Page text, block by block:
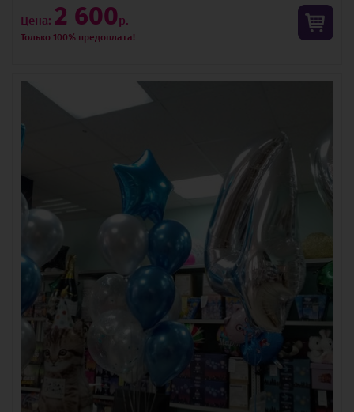
Цена: 2 600р.
Только 100% предоплата!